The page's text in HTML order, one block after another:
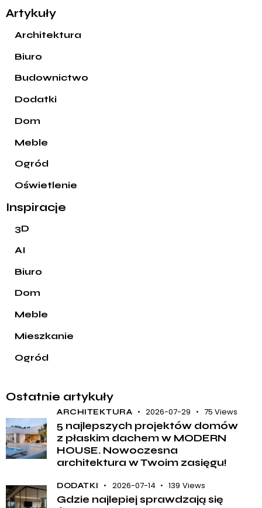
Artykuły
Architektura
Biuro
Budownictwo
Dodatki
Dom
Meble
Ogród
Oświetlenie
Inspiracje
3D
AI
Biuro
Dom
Meble
Mieszkanie
Ogród
Ostatnie artykuły
ARCHITEKTURA 2026-07-29 75 Views
5 najlepszych projektów domów
z płaskim dachem w MODERN
HOUSE. Nowoczesna
architektura w Twoim zasięgu!
DODATKI 2026-07-14 139 Views
Gdzie najlepiej sprawdzają się